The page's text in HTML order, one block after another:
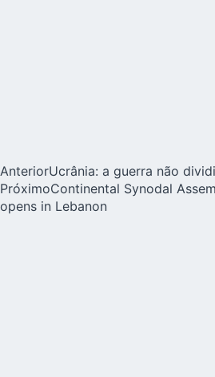
AnteriorUcrânia: a guerra não
PróximoContinental Synodal
opens in Lebanon